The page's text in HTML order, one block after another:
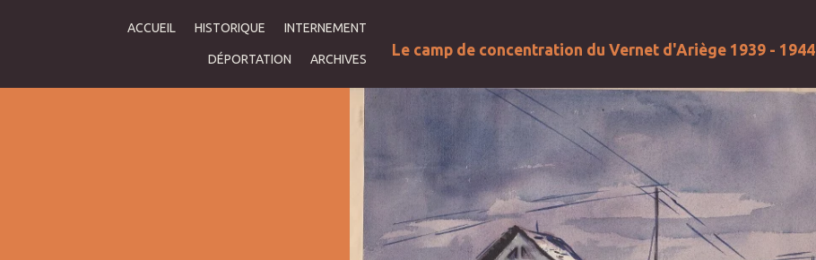
ACCUEIL HISTORIQUE INTERNEMENT
DÉPORTATION ARCHIVES
Le camp de concentration du Vernet d'Ariège 1939 - 1944